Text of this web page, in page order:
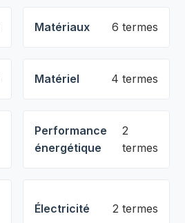
Matériaux 6 termes
Matériel 4 termes
Performance
énergétique
2
termes
Électricité 2 termes